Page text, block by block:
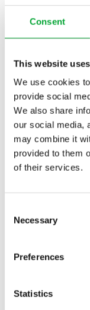
Consent
This website
We use cookies
provide social
We also share
our social media,
may combine it
provided to them
of their services.
Selection
Necessary
Preferences
Statistics
aquatherm
57439
Tel:+49 2722
Mail:
Fernwärmenetz